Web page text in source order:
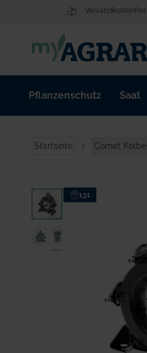
Pflanzenschutz Saat
Startseite Comet
Zum
Ende
der
Bildgalerie
springen
131